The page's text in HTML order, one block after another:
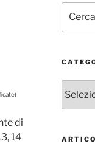
di
14